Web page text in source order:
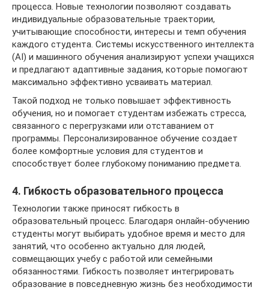
процесса. Новые технологии позволяют создавать
индивидуальные образовательные траектории,
учитывающие способности, интересы и темп обучения
каждого студента. Системы искусственного интеллекта
(AI) и машинного обучения анализируют успехи учащихся
и предлагают адаптивные задания, которые помогают
максимально эффективно усваивать материал.
Такой подход не только повышает эффективность
обучения, но и помогает студентам избежать стресса,
связанного с перегрузками или отставанием от
программы. Персонализированное обучение создает
более комфортные условия для студентов и
способствует более глубокому пониманию предмета.
4. Гибкость образовательного процесса
Технологии также приносят гибкость в
образовательный процесс. Благодаря онлайн-обучению
студенты могут выбирать удобное время и место для
занятий, что особенно актуально для людей,
совмещающих учебу с работой или семейными
обязанностями. Гибкость позволяет интегрировать
образование в повседневную жизнь без необходимости